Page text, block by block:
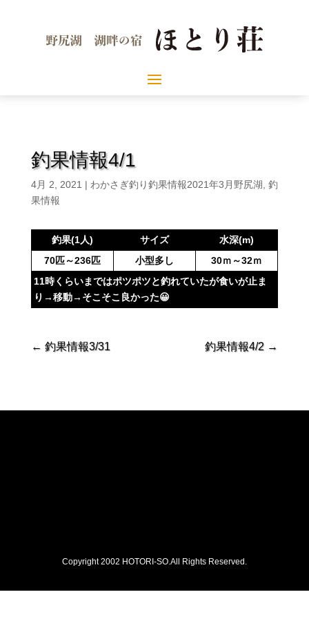
釣果情報4/1
4月 2, 2021 | わかさぎ釣り釣果情報2021年3月野尻湖 釣
果情報
釣果(1人) サイズ
水深(m)
70匹～236匹
小型多し
30ｍ～32ｍ
11時くらいまではポツポツと釣れていたが食いが止ま
り→移動→そこそこ良かった😀
← 釣果情報3/31 釣果情報4/2 →
Copyright 2002 HOTORI-SO.All Rights Reserved.